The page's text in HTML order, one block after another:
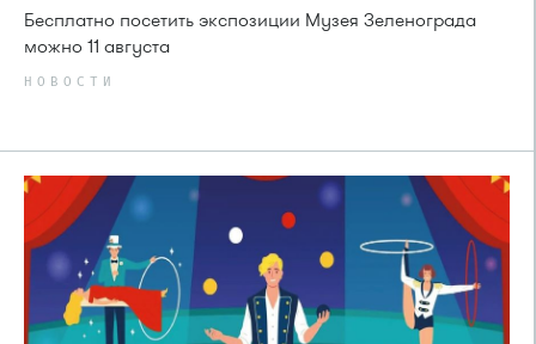
Бесплатно посетить экспозиции Музея Зеленограда
можно 11 августа
НОВОСТИ